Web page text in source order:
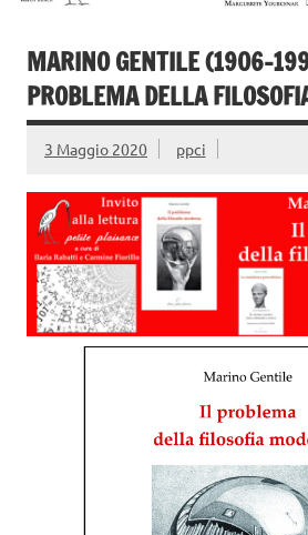
MARINO GENTILE (1906-
PROBLEMA DELLA
3 Maggio 2020 ppci